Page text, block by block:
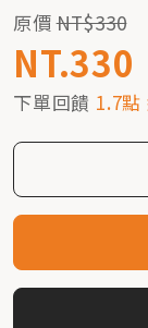
原價NT$330
NT.330
下單回饋 1.7點